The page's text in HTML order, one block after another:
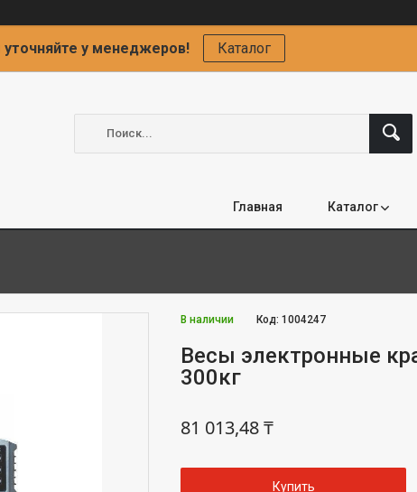
у менеджеров! Каталог
Главная Каталог
В наличии Код:1004247
Весы электронные
300кг
81 013,48 ₸
Купить